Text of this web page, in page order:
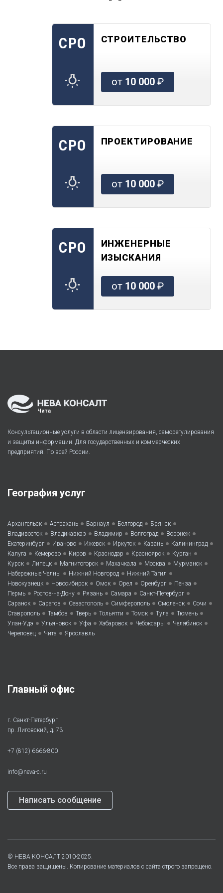
СРО СТРОИТЕЛЬСТВО
от 10 000₽
СРО ПРОЕКТИРОВАНИЕ
от 10 000₽
СРО
ИНЖЕНЕРНЫЕ
ИЗЫСКАНИЯ
от 10 000₽
Чита
Консультационные услуги в области лицензирования, саморегулирования
и защиты информации. Для государственных и коммерческих
предприятий. По всей России.
География услуг
Архангельск • Астрахань • Барнаул • Белгород • Брянск •
Владивосток • Владикавказ • Владимир • Волгоград • Воронеж •
Екатеринбург • Иваново • Ижевск • Иркутск • Казань • Калининград •
Калуга • Кемерово • Киров • Краснодар • Красноярск • Курган •
Курск • Липецк • Магнитогорск • Махачкала • Москва • Мурманск •
Набережные Челны • Нижний Новгород • Нижний Тагил •
Новокузнецк • Новосибирск • Омск • Орел • Оренбург • Пенза •
Пермь • Ростов-на-Дону • Рязань • Самара • Санкт-Петербург •
Саранск • Саратов • Севастополь • Симферополь • Смоленск • Сочи •
Ставрополь • Тамбов • Тверь • Тольятти • Томск • Тула • Тюмень •
Улан-Удэ • Ульяновск • Уфа • Хабаровск • Чебоксары • Челябинск •
Череповец • Чита • Ярославль
Главный офис
г. Санкт-Петербург
пр. Лиговский, д. 73
+7 (812) 6666-800
info@neva-c.ru
Написать сообщение
© НЕВА КОНСАЛТ 2010-2025.
Все права защищены. Копирование материалов с сайта строго запрещено.